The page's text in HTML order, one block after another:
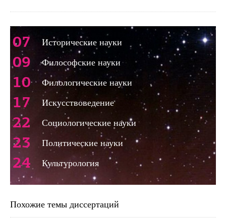
07 Исторические науки
09 Философские науки
10 Филологические науки
17 Искусствоведение
22 Социологические науки
23 Политические науки
24 Культурология
Похожие темы диссертаций